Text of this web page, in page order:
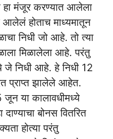
हा मंजूर करण्यात आलेला
आलेलं होताच माध्यमातून
निधी जो आहे. तो त्या
मिळालेला आहे. परंतु
जे निधी आहे. हे निधी 12
प्राप्त झालेले आहेत.
या कालावधीमध्ये
बोनस वितरित
होत्या परंतु